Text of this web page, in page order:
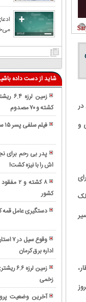
و
شاید از دست داده
زمین
کشته و ۷۰ مصدوم
فیلم سلفی پسر ۱۵ ساله از ۲ جنایت ترسناک!
اش را با نیزه کشت!
کشور
دستگیری عامل قمه
اداره برق کرمان
زخمی
آخرین وضعیت